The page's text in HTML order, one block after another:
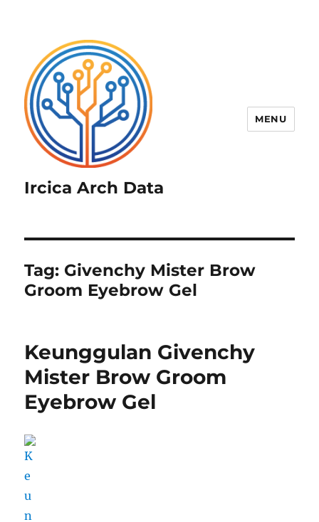
Ircica Arch Data
MENU
Tag: Givenchy Mister Brow
Groom Eyebrow Gel
Keunggulan Givenchy
Mister Brow Groom
Eyebrow Gel